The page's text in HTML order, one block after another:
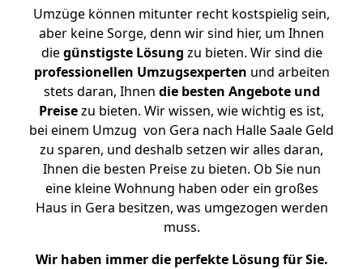
Umzüge können mitunter recht kostspielig sein,
aber keine Sorge, denn wir sind hier, um Ihnen
diegünstigste Lösung zu bieten. Wir sind die
professionellen Umzugsexperten und arbeiten
stets daran, Ihnen die besten Angebote und
Preisezu bieten. Wir wissen, wie wichtig es ist,
bei einem Umzug von Gera nach Halle Saale Geld
zu sparen, und deshalb setzen wir alles daran,
Ihnen die besten Preise zu bieten. Ob Sie nun
eine kleine Wohnung haben oder ein großes
Haus in Gera besitzen, was umgezogen werden
muss.
Wir haben immer die perfekte Lösung für Sie.